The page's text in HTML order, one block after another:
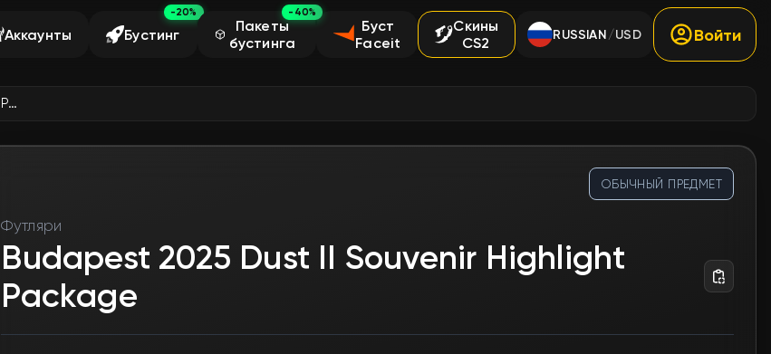
Аккаунты Бустинг
-20%
Пакеты
бустинга
-40%
Буст
Faceit
Скины
CS2
RUSSIAN/USD Войти
Budapest 2025 Dust II Souvenir Highlight Package
ОБЫЧНЫЙ ПРЕДМЕТ
Футляри
Budapest 2025 Dust II Souvenir Highlight
Package